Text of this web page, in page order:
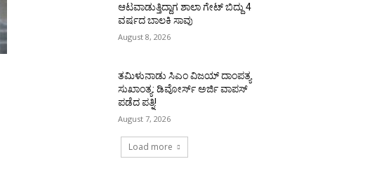
ಆಟವಾಡುತ್ತಿದ್ದಾಗ ಶಾಲಾ ಗೇಟ್‌ ಬಿದ್ದು 4
ವರ್ಷದ ಬಾಲಕಿ ಸಾವು
August 8, 2026
ತಮಿಳುನಾಡು ಸಿಎಂ ವಿಜಯ್‌ ದಾಂಪತ್ಯ
ಸುಖಾಂತ್ಯ: ಡಿವೋರ್ಸ್‌ ಅರ್ಜಿ ವಾಪಸ್‌
ಪಡೆದ ಪತ್ನಿ!
August 7, 2026
Load more